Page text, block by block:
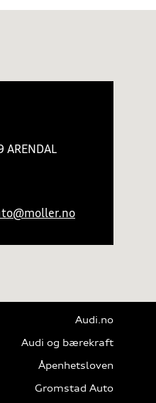
ARENDAL
Audi.no
Audi og bærekraft
Åpenhetsloven
Gromstad Auto